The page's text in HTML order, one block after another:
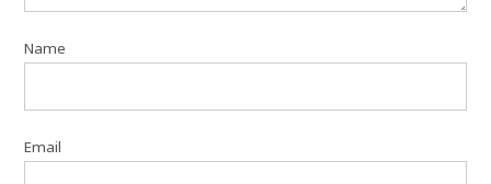
Name
Email